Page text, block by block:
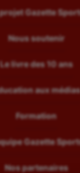
Gazette
Nous soutenir
Le livre des 10 ans
aux médias
Formation
Gazette
Nos partenaires